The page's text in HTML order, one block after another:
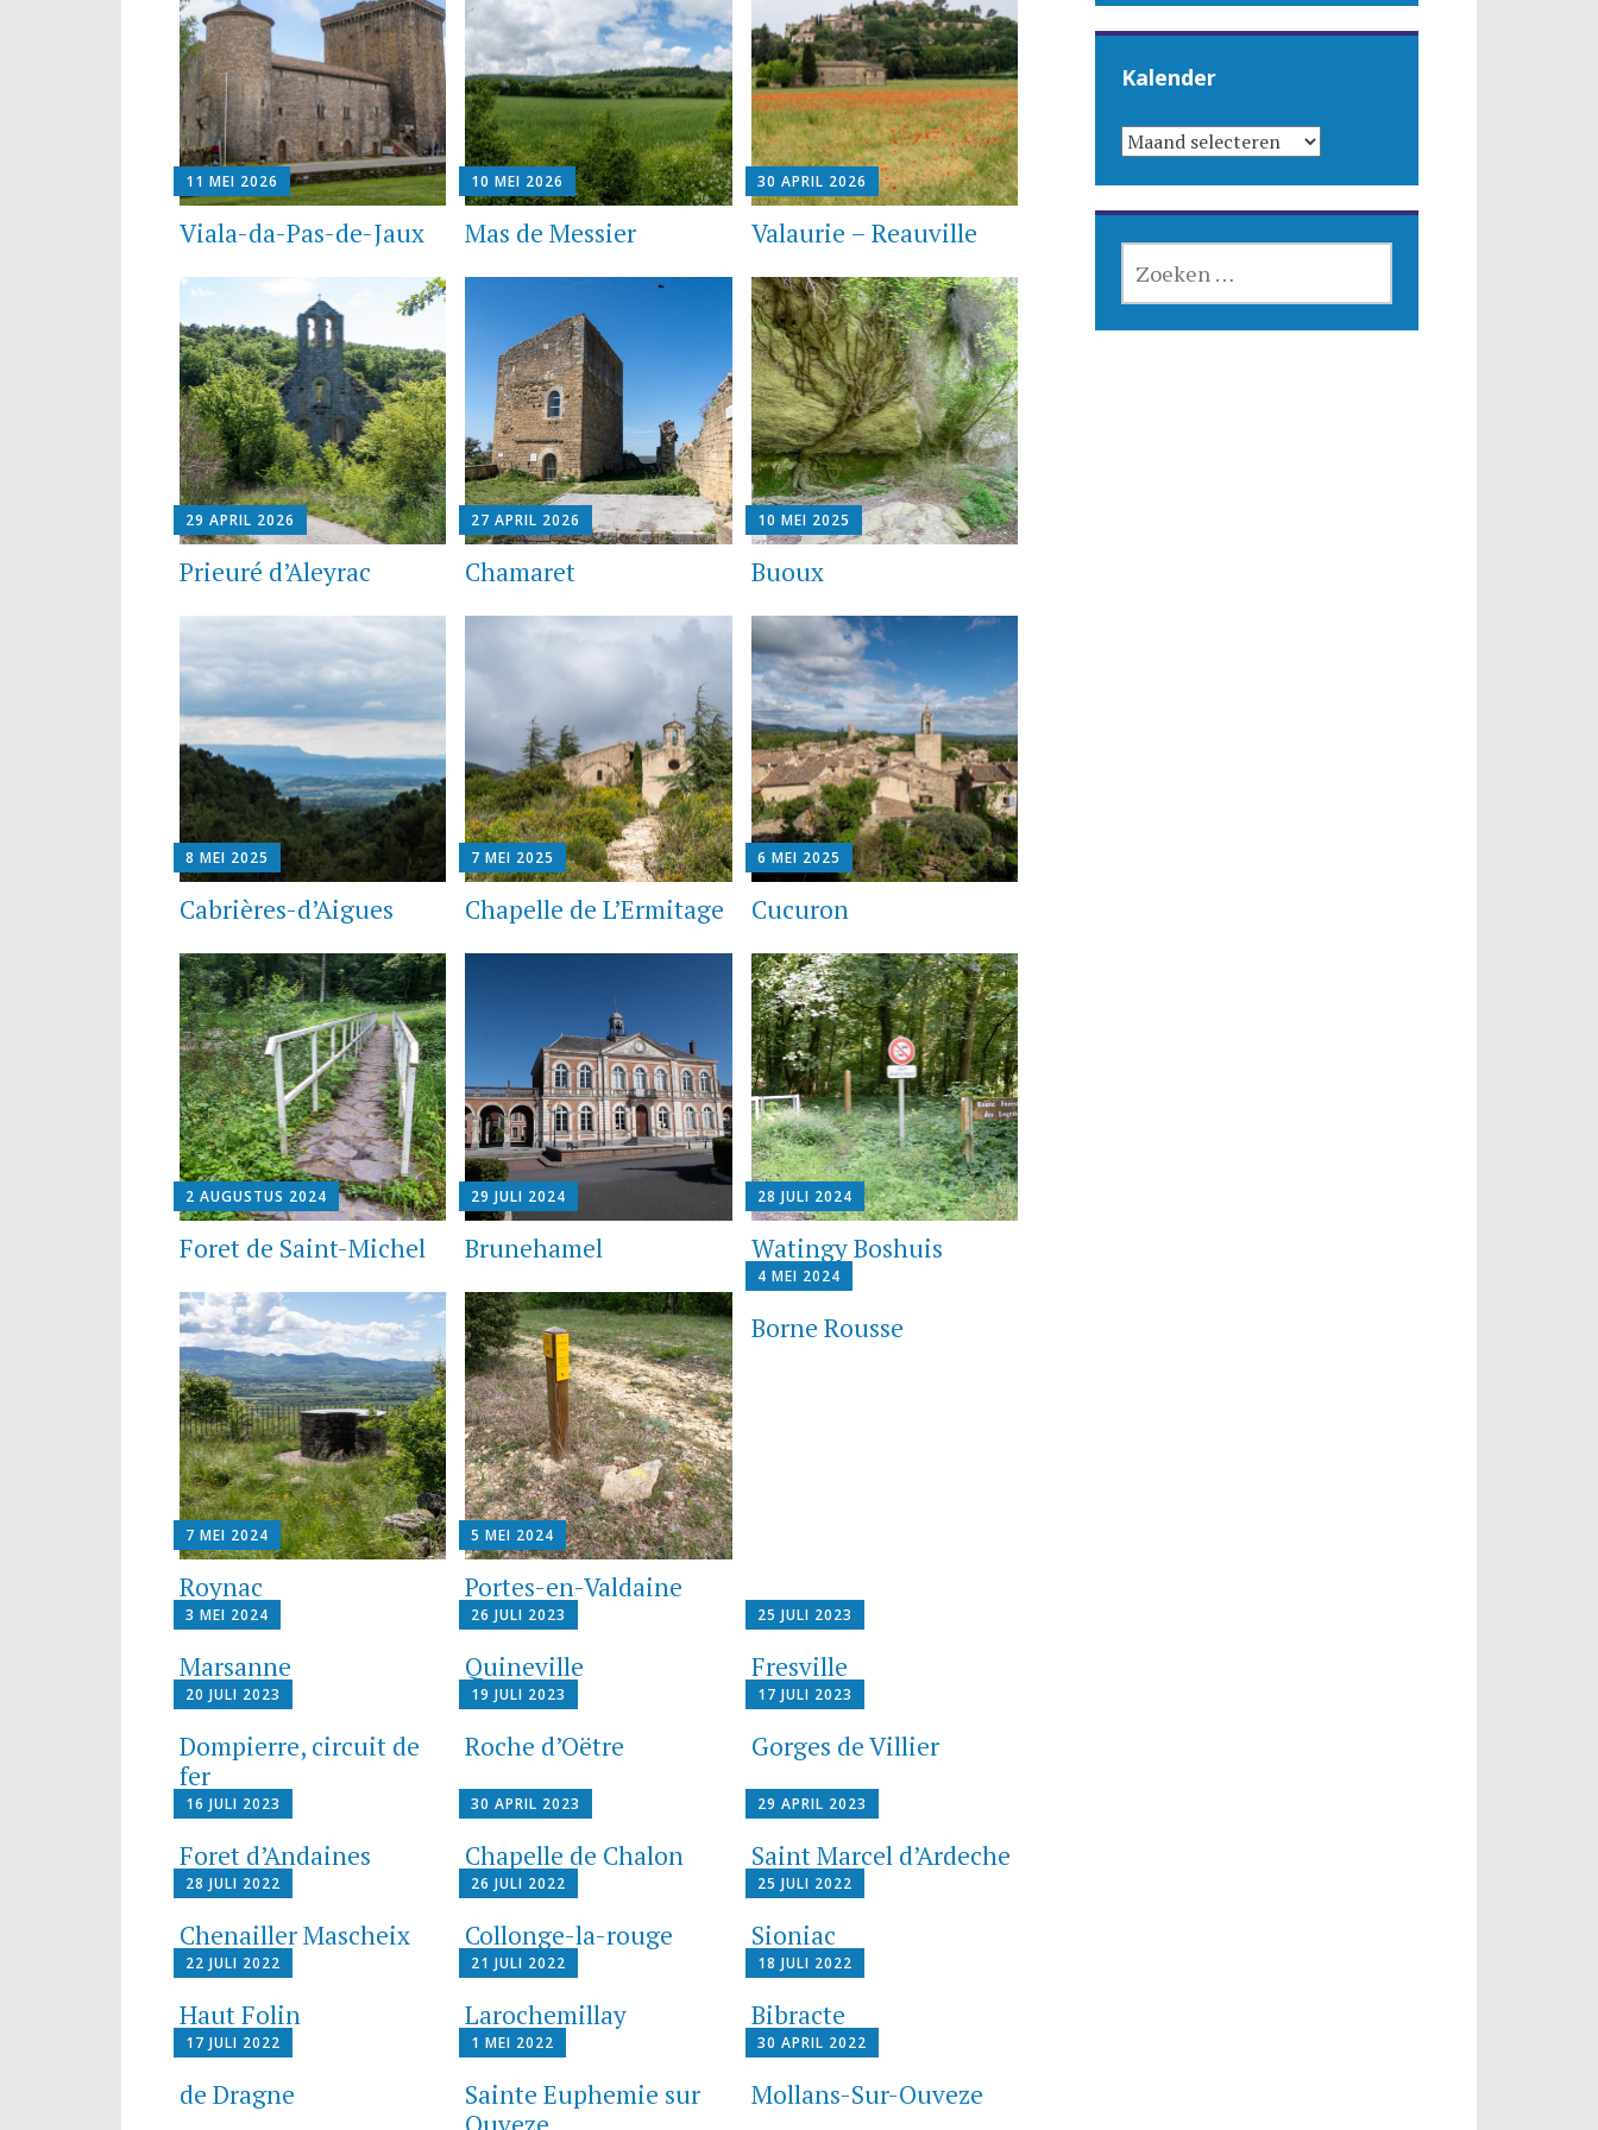
11 MEI 2026
Viala-da-Pas-de-Jaux
10 MEI 2026
Mas de Messier
30 APRIL 2026
Valaurie – Reauville
29 APRIL 2026
Prieuré d’Aleyrac
27 APRIL 2026
Chamaret
10 MEI 2025
Buoux
8 MEI 2025
Cabrières-d’Aigues
7 MEI 2025
Chapelle de L’Ermitage
6 MEI 2025
Cucuron
2 AUGUSTUS 2024
Foret de Saint-Michel
29 JULI 2024
Brunehamel
28 JULI 2024
Watingy Boshuis
7 MEI 2024
Roynac
5 MEI 2024
Portes-en-Valdaine
4 MEI 2024
Borne Rousse
3 MEI 2024
Marsanne
26 JULI 2023
Quineville
25 JULI 2023
Fresville
20 JULI 2023
Dompierre, circuit de
fer
19 JULI 2023
Roche d’Oëtre
17 JULI 2023
Gorges de Villier
16 JULI 2023
Foret d’Andaines
30 APRIL 2023
Chapelle de Chalon
29 APRIL 2023
Saint Marcel d’Ardeche
28 JULI 2022
Chenailler Mascheix
26 JULI 2022
Collonge-la-rouge
25 JULI 2022
Sioniac
22 JULI 2022
Haut Folin
21 JULI 2022
Larochemillay
18 JULI 2022
Bibracte
17 JULI 2022
de Dragne
1 MEI 2022
Sainte Euphemie sur
30 APRIL 2022
Mollans-Sur-Ouveze
Kalender
KALENDER
NAAR: